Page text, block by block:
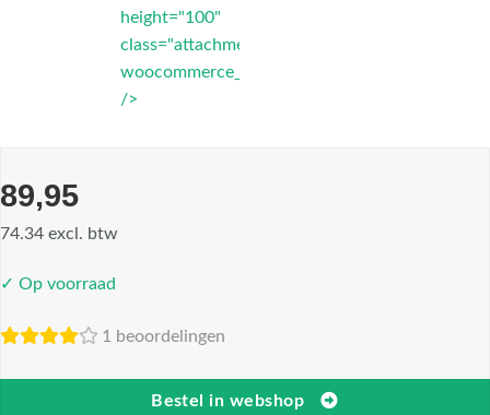
height="100"
class="attachment-
woocommerce_thumbnail"
/>
89,95
74.34 excl. btw
✓ Op voorraad
1 beoordelingen
Bestel in webshop